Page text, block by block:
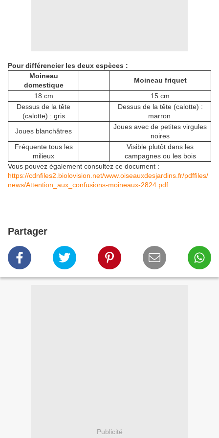
Pour différencier les deux espèces :
Moineau
domestique
Moineau friquet
18 cm
15 cm
Dessus de la tête
(calotte) : gris
Dessus de la tête (calotte) :
marron
Joues blanchâtres
Joues avec de petites virgules
noires
Fréquente tous les
milieux
Visible plutôt dans les
campagnes ou les bois
Vous pouvez également consultez ce document :
https://cdnfiles2.biolovision.net/www.oiseauxdesjardins.fr/pdffiles/
news/Attention_aux_confusions-moineaux-2824.pdf
Partager
Publicité